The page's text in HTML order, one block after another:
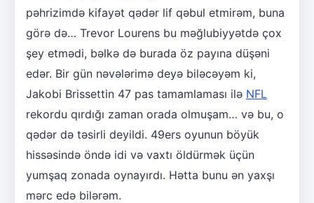
pəhrizimdə kifayət qədər lif qəbul etmirəm, buna
görə də… Trevor Lourens bu məğlubiyyətdə çox
şey etmədi, bəlkə də burada öz payına düşəni
edər. Bir gün nəvələrimə deyə biləcəyəm ki,
Jakobi Brissettin 47 pas tamamlaması ilə NFL
rekordu qırdığı zaman orada olmuşam… və bu, o
qədər də təsirli deyildi. 49ers oyunun böyük
hissəsində öndə idi və vaxtı öldürmək üçün
yumşaq zonada oynayırdı. Hətta bunu ən yaxşı
mərc edə bilərəm.